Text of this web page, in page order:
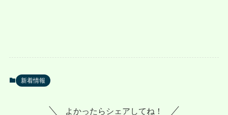
新着情報
よかったらシェアしてね！